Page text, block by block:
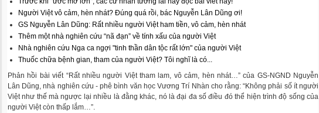
Người Việt vô cảm, hèn nhát? Đúng quá rồi, bác Nguyễn Lân Dũng ơi!
GS Nguyễn Lân Dũng: Rất nhiều người Việt ham tiền, vô cảm, hèn nhát
Thêm một nhà nghiên cứu “nã đạn” về tính xấu của người Việt
Nhà nghiên cứu Nga ca ngợi "tinh thần dân tộc rất lớn" của người Việt
Thuốc chữa bệnh gian, tham của người Việt? Tôi nghĩ là có...
Phản hồi bài viết “Rất nhiều người Việt tham lam, vô cảm, hèn nhát…” của GS-NGND Nguyễn
Lân Dũng, nhà nghiên cứu - phê bình văn học Vương Trí Nhàn cho rằng: “Không phải số ít người
Việt như thế mà ngược lại nhiều là đằng khác, nó là đại đa số điều đó thể hiện trình độ sống của
người Việt còn thấp lắm…”.